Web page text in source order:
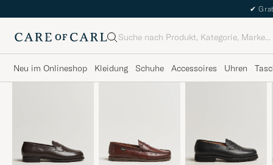
✔
Suche
Neu im Onlineshop Kleidung Schuhe Accessoires Uhren